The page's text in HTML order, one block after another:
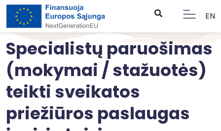
EN
Specialistų paruošimas
(mokymai / stažuotės)
teikti sveikatos
priežiūros paslaugas